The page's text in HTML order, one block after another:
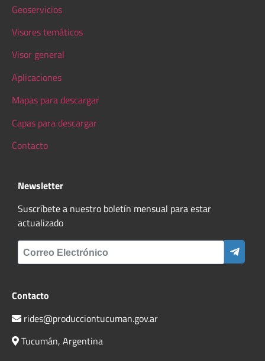
Geoservicios
Visores temáticos
Visor general
Aplicaciones
Mapas para descargar
Capas para descargar
Contacto
Newsletter
Suscríbete a nuestro boletín mensual para estar
actualizado
Contacto
rides@producciontucuman.gov.ar
Tucumán, Argentina